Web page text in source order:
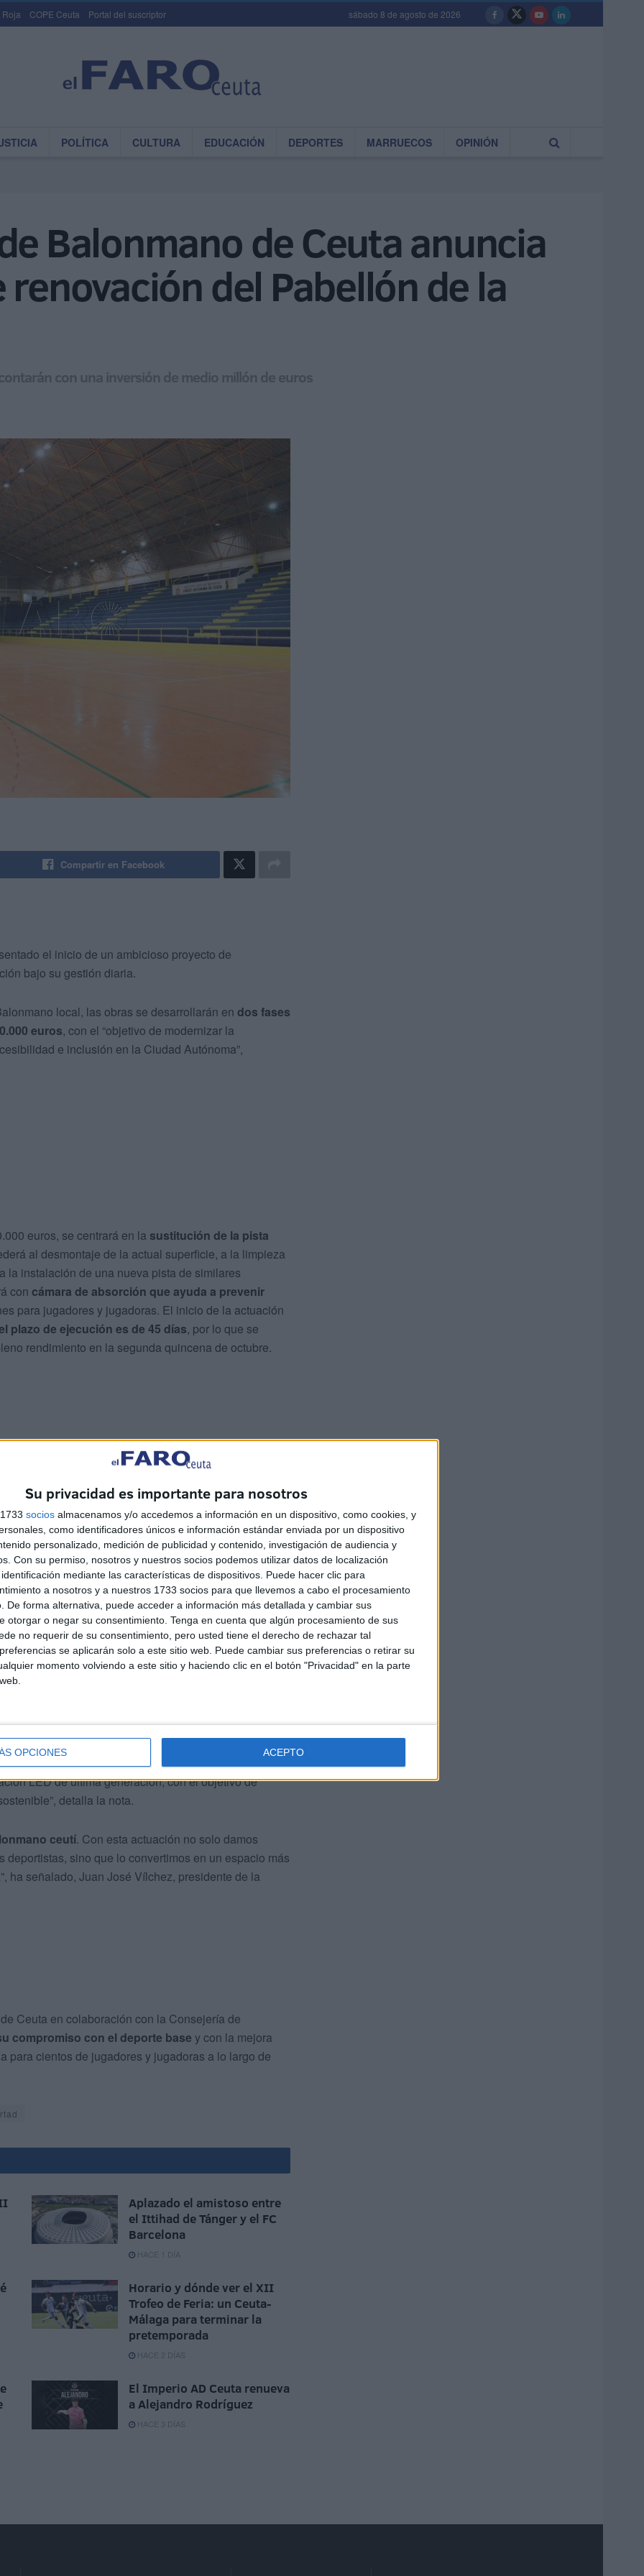
Su privacidad es importante para nosotros
socios almacenamos y/o accedemos a información en un dispositivo, como cookies, y
como identificadores únicos e información estándar enviada por un dispositivo
personalizado, medición de publicidad y contenido, investigación de audiencia y
Con su permiso, nosotros y nuestros socios podemos utilizar datos de localización
mediante las características de dispositivos. Puede hacer clic para
a nosotros y a nuestros 1733 socios para que llevemos a cabo el procesamiento
De forma alternativa, puede acceder a información más detallada y cambiar sus
otorgar o negar su consentimiento. Tenga en cuenta que algún procesamiento de sus
no requerir de su consentimiento, pero usted tiene el derecho de rechazar tal
se aplicarán solo a este sitio web. Puede cambiar sus preferencias o retirar su
momento volviendo a este sitio y haciendo clic en el botón "Privacidad" en la parte
OPCIONES ACEPTO
Roja COPE Ceuta Portal del suscriptor sábado 8 de agosto de 2026
POLÍTICA CULTURA EDUCACIÓN DEPORTES MARRUECOS OPINIÓN
Balonmano de Ceuta anuncia
del Pabellón de la
con una inversión de medio millón de euros
Compartir en Facebook
el inicio de un ambicioso proyecto de
bajo su gestión diaria.
local, las obras se desarrollarán en dos fases
euros, con el “objetivo de modernizar la
e inclusión en la Ciudad Autónoma”,
euros, se centrará en la sustitución de la pista
al desmontaje de la actual superficie, a la limpieza
la instalación de una nueva pista de similares
con cámara de absorción que ayuda a prevenir
para jugadores y jugadoras. El inicio de la actuación
plazo de ejecución es de 45 días, por lo que se
rendimiento en la segunda quincena de octubre.
los 300.000 euros ysupondrá una intervención
de la accesibilidad para personas con
en gradas y la adecuación de accesos
remodelación de aseos públicos y un “lavado de
por etapas, de manera que no afecten al desarrollo
concretas de gradas o baños. Comenzando las
y la Consejería de Comercio, Turismo, Empleo y
de similar envergadura, financiada por la
renovación integral de los vestuarios, la
, así como mejoras en la climatización, la eficiencia
LED de última generación, con el objetivo de
detalla la nota.
ceutí. Con esta actuación no solo damos
sino que lo convertimos en un espacio más
ha señalado, Juan José Vílchez, presidente de la
Ceuta en colaboración con la Consejería de
compromiso con el deporte base y con la mejora
para cientos de jugadores y jugadoras a lo largo de
Aplazado el amistoso entre
el Ittihad de Tánger y el FC
Barcelona
HACE 1 DÍA
Horario y dónde ver el XII
Trofeo de Feria: un Ceuta-
Málaga para terminar la
pretemporada
HACE 2 DÍAS
El Imperio AD Ceuta renueva
a Alejandro Rodríguez
HACE 3 DÍAS